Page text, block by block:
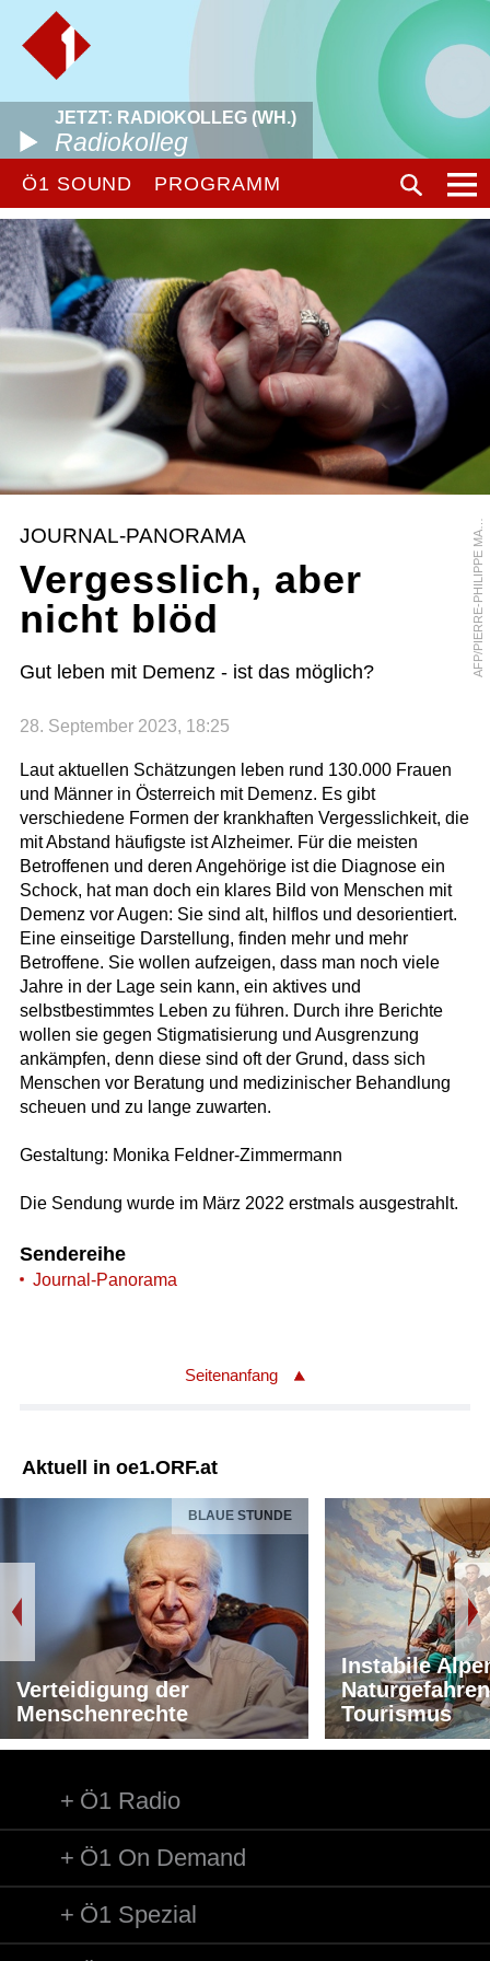
JETZT: RADIOKOLLEG (WH.)
Radiokolleg
Ö1 SOUND PROGRAMM
A
F
P
/
P
I
E
R
R
E
-
P
H
I
L
I
P
P
E
M
A
R
C
O
U
JOURNAL-PANORAMA
Vergesslich, aber
nicht blöd
Gut leben mit Demenz - ist das möglich?
28. September 2023, 18:25
Laut aktuellen Schätzungen leben rund 130.000 Frauen
und Männer in Österreich mit Demenz. Es gibt
verschiedene Formen der krankhaften Vergesslichkeit, die
mit Abstand häufigste ist Alzheimer. Für die meisten
Betroffenen und deren Angehörige ist die Diagnose ein
Schock, hat man doch ein klares Bild von Menschen mit
Demenz vor Augen: Sie sind alt, hilflos und desorientiert.
Eine einseitige Darstellung, finden mehr und mehr
Betroffene. Sie wollen aufzeigen, dass man noch viele
Jahre in der Lage sein kann, ein aktives und
selbstbestimmtes Leben zu führen. Durch ihre Berichte
wollen sie gegen Stigmatisierung und Ausgrenzung
ankämpfen, denn diese sind oft der Grund, dass sich
Menschen vor Beratung und medizinischer Behandlung
scheuen und zu lange zuwarten.
Gestaltung: Monika Feldner-Zimmermann
Die Sendung wurde im März 2022 erstmals ausgestrahlt.
Sendereihe
Journal-Panorama
Seitenanfang
Aktuell in oe1.ORF.at
BLAUE STUNDE
Verteidigung der
Menschenrechte
Instabile
Tourismus
Ö1 Radio
Ö1 On Demand
Ö1 Spezial